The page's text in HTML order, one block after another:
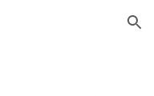
Skip to navigation